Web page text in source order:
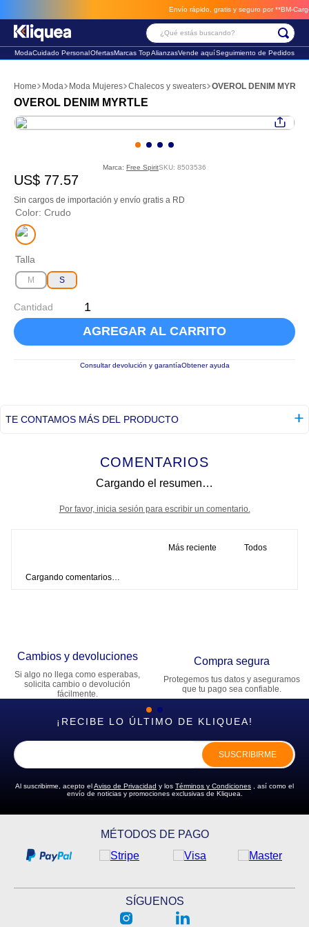
Envío rápido, gratis y seguro por **BM-Cargo**
¿Qué estás buscando?
ModaCuidado PersonalOfertasMarcas TopAlianzasVende aquíSeguimiento de Pedidos
Moda Moda Mujeres Chalecos y sweaters OVEROL DENIM
OVEROL DENIM MYRTLE
Marca: Free SpiritSKU: 8503536
US$ 77.57
Sin cargos de importación y envío gratis a RD
Color: Crudo
Talla
M S
Cantidad
AGREGAR AL CARRITO
Consultar devolución y garantíaObtener ayuda
TE CONTAMOS MÁS DEL PRODUCTO
COMENTARIOS
Cargando el resumen…
Por favor, inicia sesión para escribir un comentario.
Más reciente Todos
Cargando comentarios…
Cambios y devoluciones
Si algo no llega como esperabas,
solicita cambio o devolución
fácilmente.
Compra segura
Protegemos tus datos y aseguramos
que tu pago sea confiable.
¡RECIBE LO ÚLTIMO DE KLIQUEA!
SUSCRIBIRME
Al suscribirme, acepto elAviso de Privacidad y los Términos y Condiciones , así como el
envío de noticias y promociones exclusivas de Kliquea.
MÉTODOS DE PAGO
SÍGUENOS
2. faldas